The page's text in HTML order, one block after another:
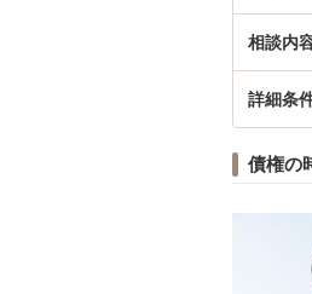
相談内
詳細条
債権の